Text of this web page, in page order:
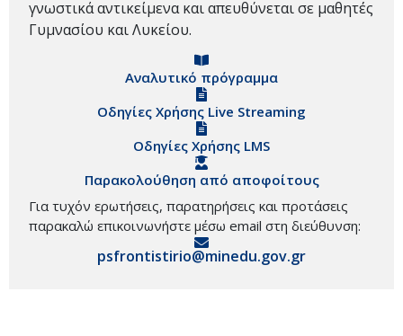
γνωστικά αντικείμενα και απευθύνεται σε μαθητές
Γυμνασίου και Λυκείου.
Αναλυτικό πρόγραμμα
Οδηγίες Χρήσης Live Streaming
Οδηγίες Χρήσης LMS
Παρακολούθηση από αποφοίτους
Για τυχόν ερωτήσεις, παρατηρήσεις και προτάσεις
παρακαλώ επικοινωνήστε μέσω email στη διεύθυνση:
psfrontistirio@minedu.gov.gr